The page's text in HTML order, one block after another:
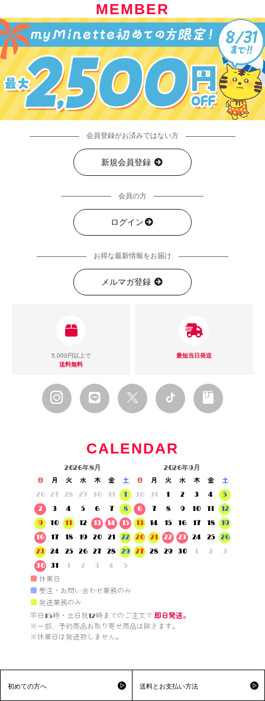
MEMBER
会員登録がお済みではない方
新規会員登録
会員の方
ログイン
お得な最新情報をお届け
メルマガ登録
5,000円以上で
送料無料
最短当日発送
CALENDAR
2026年8月
日 月 火 水 木 金
土
26
27 28 29 30 31
1
2
3 4 5 6 7
8
9
10 11 12 13 14
15
16
17 18 19 20 21
22
23
24 25 26 27 28
29
30
31 1 2 3 4 5
2026年9月
日 月 火 水 木 金
土
30
31 1 2 3 4
5
6
7 8 9 10 11
12
13
14 15 16 17 18
19
20
21 22 23 24 25
26
27
28 29 30 1 2 3
■ 休業日
■ 受注・お問い合わせ業務のみ
■ 発送業務のみ
平日15時・土日祝12時までのご注文で 即日発送。
※一部、予約商品お取り寄せ商品は除きます。
※休業日は発送致しません。
初めての方へ 送料とお支払い方法